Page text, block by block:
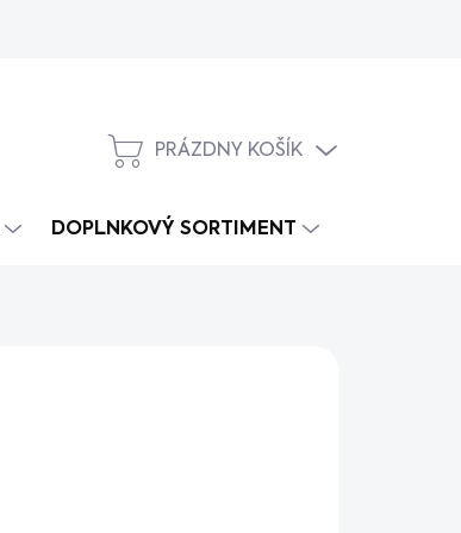
NÁKUPNÝ
PRÁZDNY KOŠÍK
DOPLNKOVÝ SORTIMENT